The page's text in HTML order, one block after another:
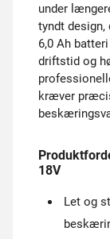
under
tyndt design,
6,0 Ah
driftstid og
kræver
18V
Let og